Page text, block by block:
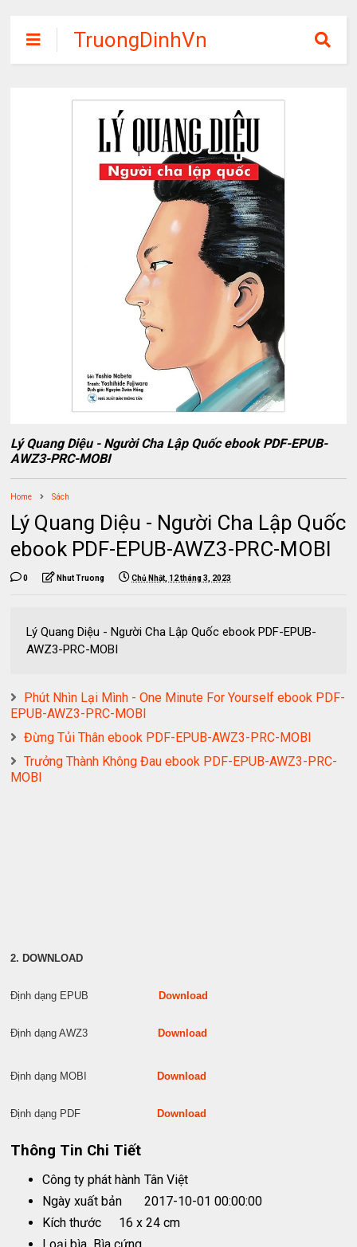
TruongDinhVn
Chia sẽ ebook,
phần mềm học
tập miễn phí
Lý Quang Diệu - Người Cha Lập Quốc ebook PDF-EPUB-
AWZ3-PRC-MOBI
Home Sách
Lý Quang Diệu - Người Cha Lập Quốc
ebook PDF-EPUB-AWZ3-PRC-MOBI
0 Nhut Truong Chủ Nhật, 12 tháng 3, 2023
Lý Quang Diệu - Người Cha Lập Quốc ebook PDF-EPUB-
AWZ3-PRC-MOBI
Phút Nhìn Lại Mình - One Minute For Yourself ebook PDF-
EPUB-AWZ3-PRC-MOBI
Đừng Tủi Thân ebook PDF-EPUB-AWZ3-PRC-MOBI
Trưởng Thành Không Đau ebook PDF-EPUB-AWZ3-PRC-
MOBI
2. DOWNLOAD
Định dạng EPUBDownload
Định dạng AWZ3Download
Định dạng MOBIDownload
Định dạng PDFDownload
Thông Tin Chi Tiết
Công ty phát hành Tân Việt
Ngày xuất bản
2017-10-01 00:00:00
Kích thước
16 x 24 cm